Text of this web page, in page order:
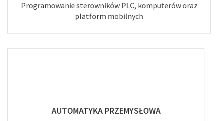
Programowanie sterowników PLC, komputerów oraz
platform mobilnych
AUTOMATYKA PRZEMYSŁOWA